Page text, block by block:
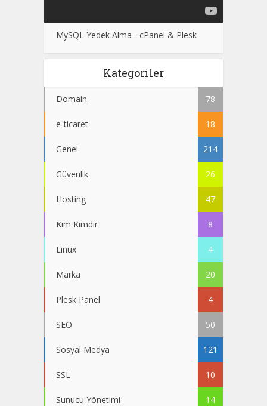
MySQL Yedek Alma - cPanel & Plesk
Kategoriler
Domain 78
e-ticaret 18
Genel 214
Güvenlik 26
Hosting 47
Kim Kimdir 8
Linux 4
Marka 20
Plesk Panel 4
SEO 50
Sosyal Medya 121
SSL 10
Sunucu Yönetimi 14